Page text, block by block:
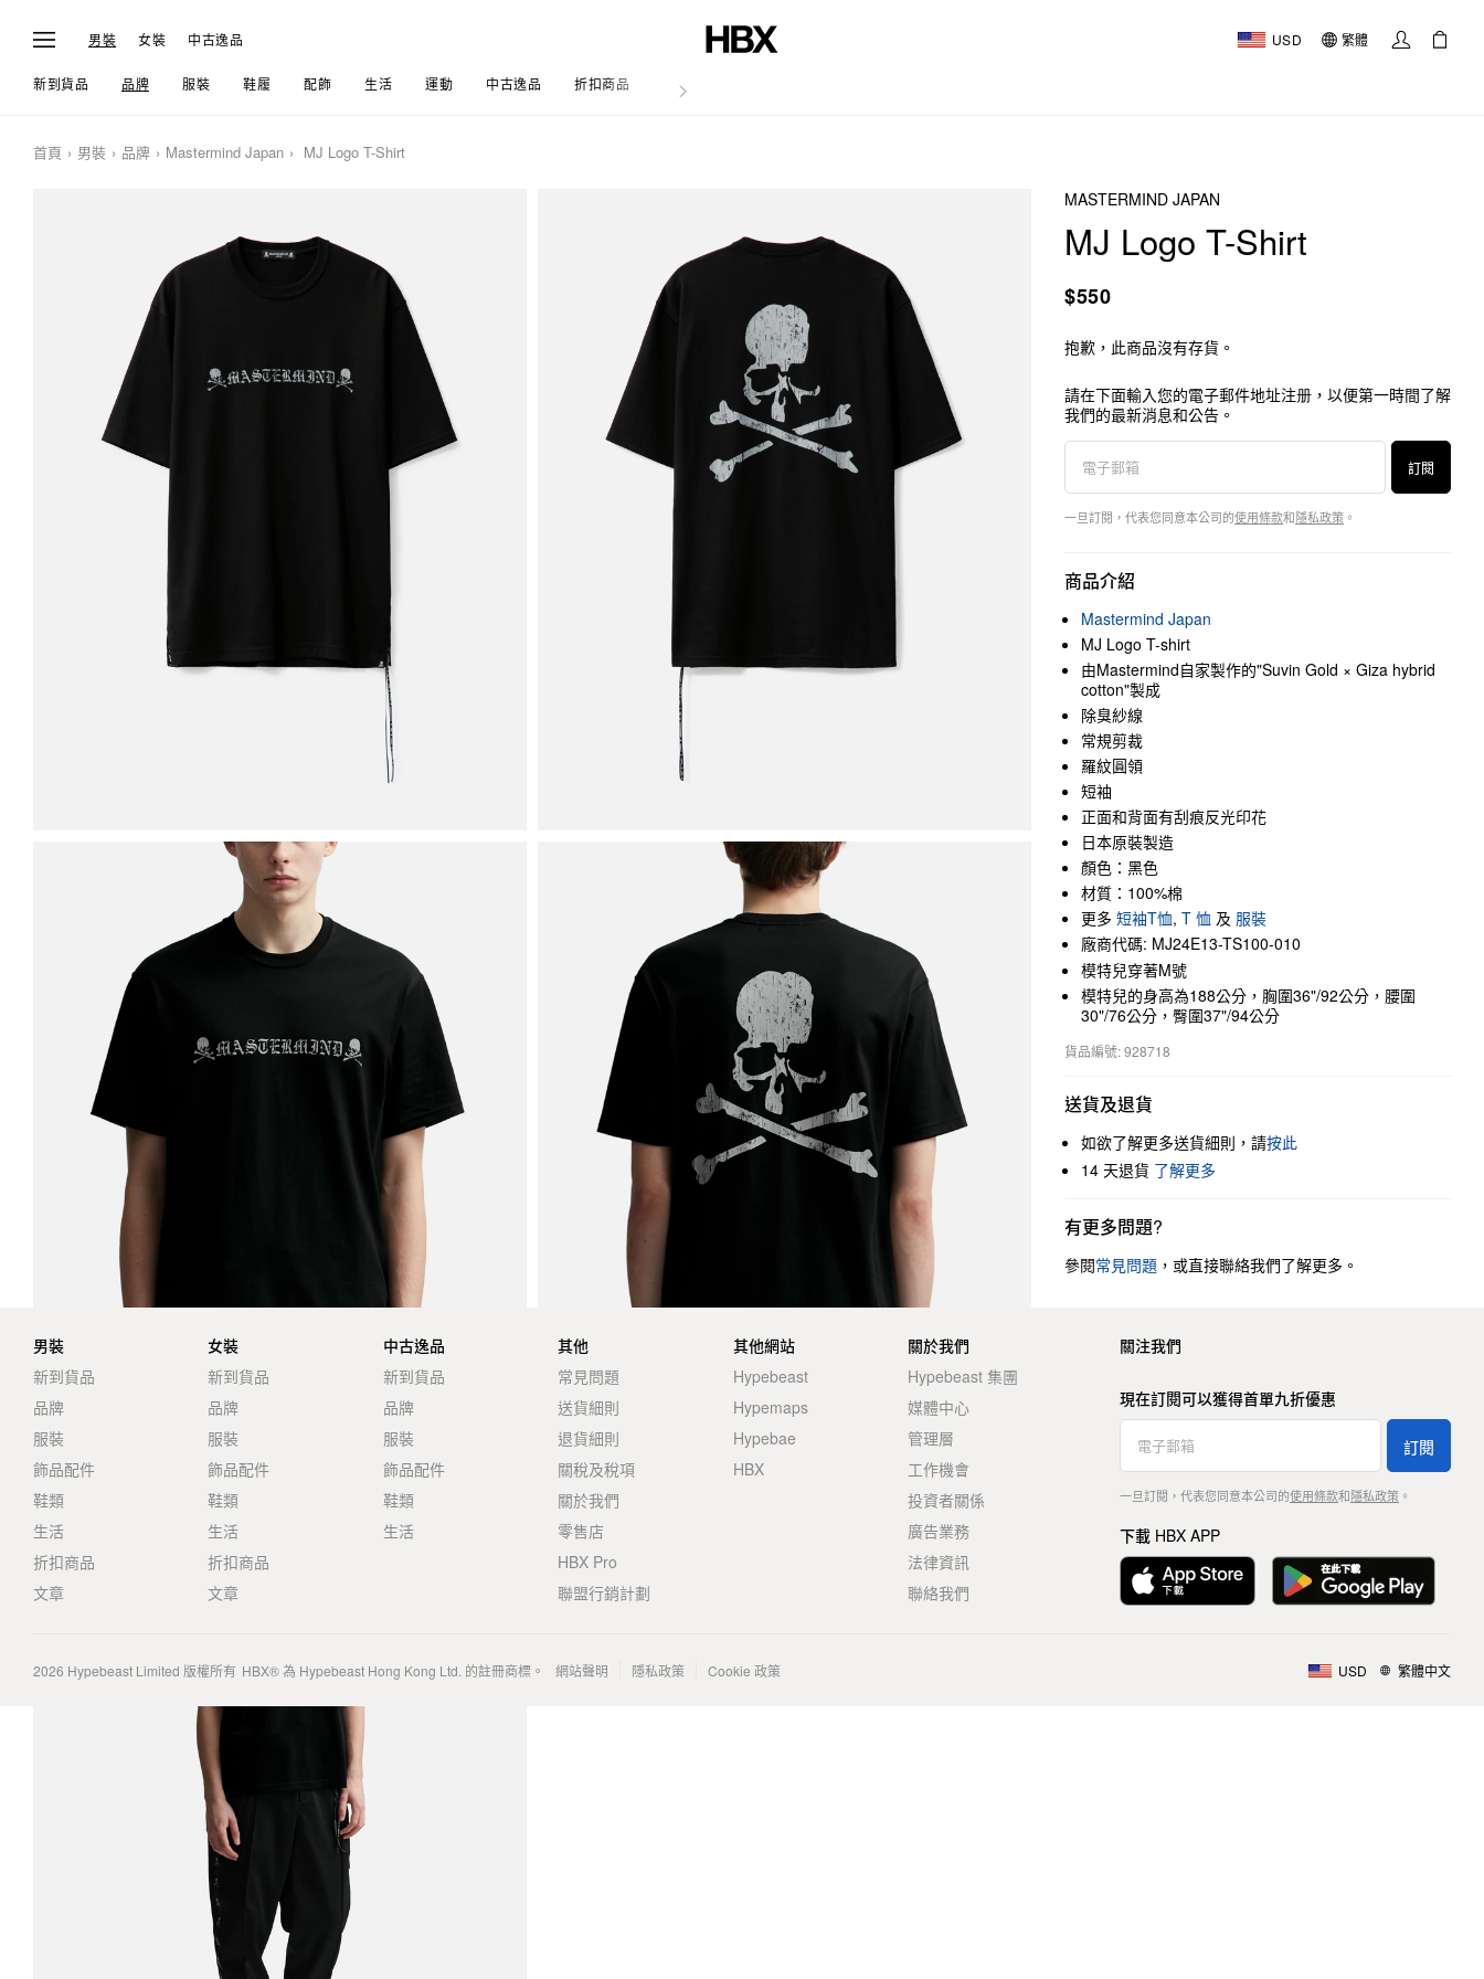
男裝 女裝 中古逸品 USD 繁體
新到貨品 品牌 服裝 鞋履 配飾 生活 運動 中古逸品 折扣商品 文章
首頁 男裝 品牌 Mastermind Japan MJ Logo T-Shirt
MASTERMIND JAPAN
MJ Logo T-Shirt
$550
抱歉，此商品沒有存貨。
請在下面輸入您的電子郵件地址注册，以便第一時間了解
我們的最新消息和公告。
訂閱
一旦訂閱，代表您同意本公司的使用條款和隱私政策 。
商品介紹
Mastermind Japan
MJ Logo T-shirt
由Mastermind自家製作的"Suvin Gold × Giza hybrid
cotton"製成
除臭紗線
常規剪裁
羅紋圓領
短袖
正面和背面有刮痕反光印花
日本原裝製造
顏色：黑色
材質：100%棉
更多 短袖T恤, T 恤 及 服裝
廠商代碼: MJ24E13-TS100-010
模特兒穿著M號
模特兒的身高為188公分，胸圍36"/92公分，腰圍
30"/76公分，臀圍37"/94公分
貨品編號: 928718
送貨及退貨
如欲了解更多送貨細則，請按此
14 天退貨 了解更多
有更多問題?
參閱常見問題 ，或直接聯絡我們了解更多。
男裝
新到貨品
品牌
服裝
飾品配件
鞋類
生活
折扣商品
文章
女裝
新到貨品
品牌
服裝
飾品配件
鞋類
生活
折扣商品
文章
中古逸品
新到貨品
品牌
服裝
飾品配件
鞋類
生活
其他
常見問題
送貨細則
退貨細則
關稅及稅項
關於我們
零售店
HBX Pro
聯盟行銷計劃
其他網站
Hypebeast
Hypemaps
Hypebae
HBX
關於我們
Hypebeast 集團
媒體中心
管理層
工作機會
投資者關係
廣告業務
法律資訊
聯絡我們
關注我們
現在訂閱可以獲得首單九折優惠
訂閱
一旦訂閱，代表您同意本公司的使用條款和隱私政策。
下載 HBX APP
2026 Hypebeast Limited 版權所有 HBX® 為 Hypebeast Hong Kong Ltd. 的註冊商標。 網站聲明 隱私政策 Cookie 政策 USD 繁體中文